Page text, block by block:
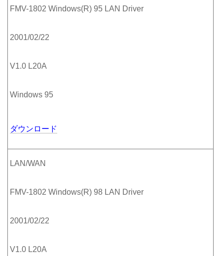
FMV-1802 Windows(R) 95 LAN Driver
2001/02/22
V1.0 L20A
Windows 95
ダウンロード
LAN/WAN
FMV-1802 Windows(R) 98 LAN Driver
2001/02/22
V1.0 L20A